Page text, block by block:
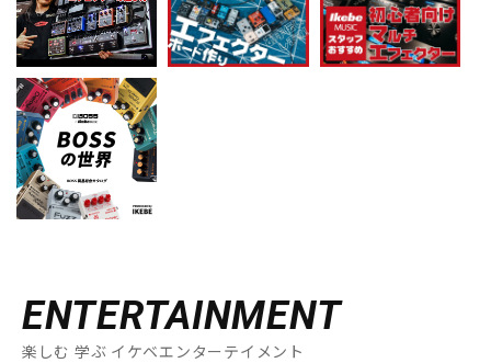
ENTERTAINMENT
楽しむ 学ぶ イケベエンターテイメント